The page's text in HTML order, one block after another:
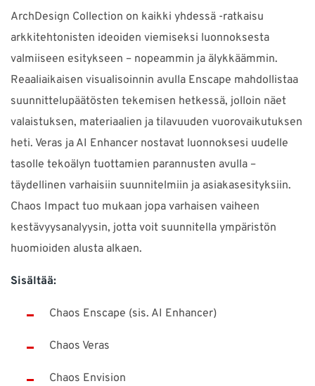
ArchDesign Collection on kaikki yhdessä -ratkaisu
arkkitehtonisten ideoiden viemiseksi luonnoksesta
valmiiseen esitykseen – nopeammin ja älykkäämmin.
Reaaliaikaisen visualisoinnin avulla Enscape mahdollistaa
suunnittelupäätösten tekemisen hetkessä, jolloin näet
valaistuksen, materiaalien ja tilavuuden vuorovaikutuksen
heti. Veras ja AI Enhancer nostavat luonnoksesi uudelle
tasolle tekoälyn tuottamien parannusten avulla –
täydellinen varhaisiin suunnitelmiin ja asiakasesityksiin.
Chaos Impact tuo mukaan jopa varhaisen vaiheen
kestävyysanalyysin, jotta voit suunnitella ympäristön
huomioiden alusta alkaen.
Sisältää:
Chaos Enscape (sis. AI Enhancer)
Chaos Veras
Chaos Envision